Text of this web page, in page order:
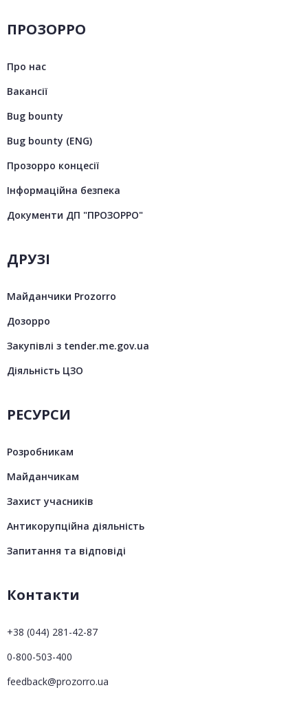
ПРОЗОРРО
Про нас
Вакансії
Bug bounty
Bug bounty (ENG)
Прозорро концесії
Інформаційна безпека
Документи ДП "ПРОЗОРРО"
ДРУЗІ
Майданчики Prozorro
Дозорро
Закупівлі з tender.me.gov.ua
Діяльність ЦЗО
РЕСУРСИ
Розробникам
Майданчикам
Захист учасників
Антикорупційна діяльність
Запитання та відповіді
Контакти
+38 (044) 281-42-87
0-800-503-400
feedback@prozorro.ua